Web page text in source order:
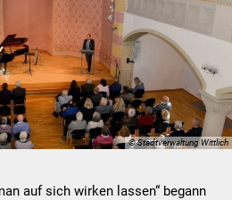
© Stadtverwaltung Wittlich
auf sich wirken lassen“ begann